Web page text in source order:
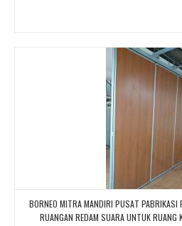
BORNEO MITRA MANDIRI PUSAT PABRIKASI
RUANGAN REDAM SUARA UNTUK RUANG